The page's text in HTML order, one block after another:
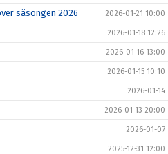
säsongen 2026 2026-01-21 10:00
2026-01-18 12:26
2026-01-16 13:00
2026-01-15 10:10
2026-01-14
2026-01-13 20:00
2026-01-07
2025-12-31 12:00